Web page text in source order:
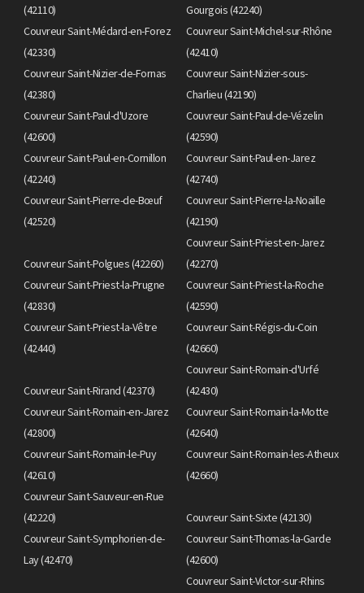
(42110)
Gourgois (42240)
Couvreur Saint-Médard-en-Forez
(42330)
Couvreur Saint-Michel-sur-Rhône
(42410)
Couvreur Saint-Nizier-de-Fornas
(42380)
Couvreur Saint-Nizier-sous-
Charlieu (42190)
Couvreur Saint-Paul-d'Uzore
(42600)
Couvreur Saint-Paul-de-Vézelin
(42590)
Couvreur Saint-Paul-en-Cornillon
(42240)
Couvreur Saint-Paul-en-Jarez
(42740)
Couvreur Saint-Pierre-de-Bœuf
(42520)
Couvreur Saint-Pierre-la-Noaille
(42190)
Couvreur Saint-Polgues (42260)
Couvreur Saint-Priest-en-Jarez
(42270)
Couvreur Saint-Priest-la-Prugne
(42830)
Couvreur Saint-Priest-la-Roche
(42590)
Couvreur Saint-Priest-la-Vêtre
(42440)
Couvreur Saint-Régis-du-Coin
(42660)
Couvreur Saint-Rirand (42370)
Couvreur Saint-Romain-d'Urfé
(42430)
Couvreur Saint-Romain-en-Jarez
(42800)
Couvreur Saint-Romain-la-Motte
(42640)
Couvreur Saint-Romain-le-Puy
(42610)
Couvreur Saint-Romain-les-Atheux
(42660)
Couvreur Saint-Sauveur-en-Rue
(42220)
Couvreur Saint-Sixte (42130)
Couvreur Saint-Symphorien-de-
Lay (42470)
Couvreur Saint-Thomas-la-Garde
(42600)
Couvreur Saint-Victor-sur-Rhins